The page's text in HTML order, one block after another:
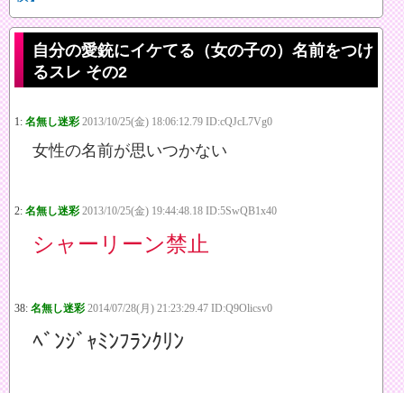
自分の愛銃にイケてる（女の子の）名前をつけ
るスレ その2
1: 名無し迷彩 2013/10/25(金) 18:06:12.79 ID:cQJcL7Vg0
女性の名前が思いつかない
2: 名無し迷彩 2013/10/25(金) 19:44:48.18 ID:5SwQB1x40
シャーリーン禁止
38: 名無し迷彩 2014/07/28(月) 21:23:29.47 ID:Q9Olicsv0
ﾍﾞﾝｼﾞｬﾐﾝﾌﾗﾝｸﾘﾝ